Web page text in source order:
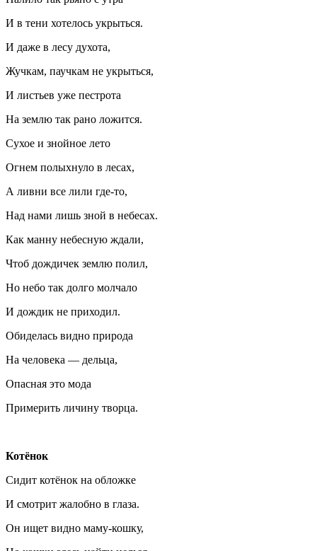
И в тени хотелось укрыться.
И даже в лесу духота,
Жучкам, паучкам не укрыться,
И листьев уже пестрота
На землю так рано ложится.
Сухое и знойное лето
Огнем полыхнуло в лесах,
А ливни все лили где-то,
Над нами лишь зной в небесах.
Как манну небесную ждали,
Чтоб дождичек землю полил,
Но небо так долго молчало
И дождик не приходил.
Обиделась видно природа
На человека — дельца,
Опасная это мода
Примерить личину творца.
Котёнок
Сидит котёнок на обложке
И смотрит жалобно в глаза.
Он ищет видно маму-кошку,